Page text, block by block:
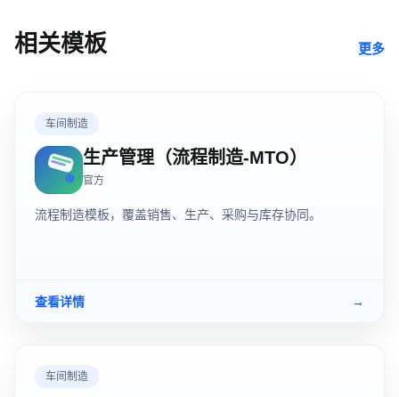
相关模板 更多
车间制造
生产管理（流程制造-MTO）
官方
流程制造模板，覆盖销售、生产、采购与库存协同。
查看详情 →
车间制造